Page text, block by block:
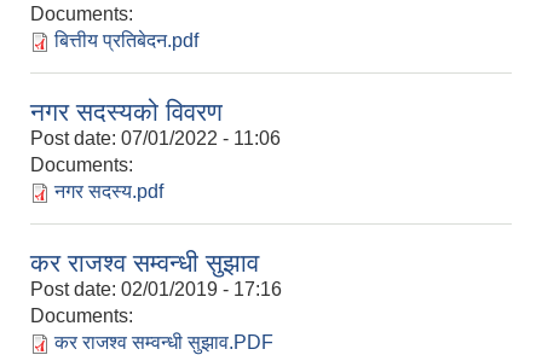
Documents:
बित्तीय प्रतिबेदन.pdf
नगर सदस्यको विवरण
Post date: 07/01/2022 - 11:06
Documents:
नगर सदस्य.pdf
कर राजश्व सम्वन्धी सुझाव
Post date: 02/01/2019 - 17:16
Documents:
कर राजश्व सम्वन्धी सुझाव.PDF